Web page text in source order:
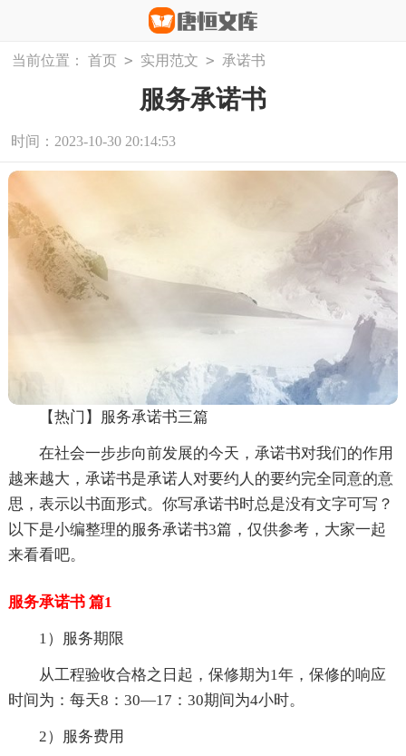
当前位置： 首页 > 实用范文 > 承诺书
服务承诺书
时间：2023-10-30 20:14:53
【热门】服务承诺书三篇
在社会一步步向前发展的今天，承诺书对我们的作用
越来越大，承诺书是承诺人对要约人的要约完全同意的意
思，表示以书面形式。你写承诺书时总是没有文字可写？
以下是小编整理的服务承诺书3篇，仅供参考，大家一起
来看看吧。
服务承诺书 篇1
1）服务期限
从工程验收合格之日起，保修期为1年，保修的响应
时间为：每天8：30—17：30期间为4小时。
2）服务费用